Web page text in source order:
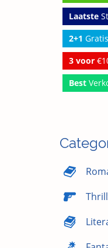
Laatste
2+1 Gratis
3 voor
Best